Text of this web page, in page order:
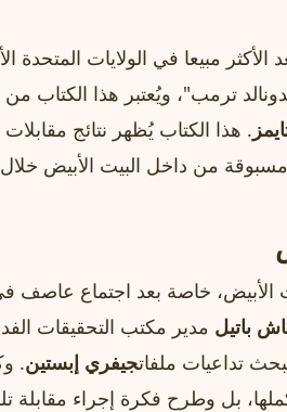
نشر كتاب جديد يُعد الأكثر مبيعا في الولايات
ترمب"، ويُعتبر هذا الكتاب من
. هذا الكتاب يُظهر نتائج
باتيل مدير مكتب التحقيقات
تداعيات ملفاتجيفري إبستين.
بل وطرح فكرة إجراء مقابلة